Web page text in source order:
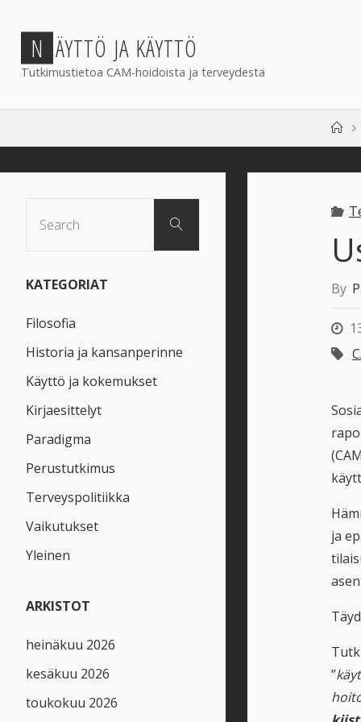
content
N ÄYTTÖ JA KÄYTTÖ
Tutkimustietoa CAM-hoidoista ja terveydestä
By
ja
”
Search
KATEGORIAT
Filosofia
Historia ja kansanperinne
Käyttö ja kokemukset
Kirjaesittelyt
Paradigma
Perustutkimus
Terveyspolitiikka
Vaikutukset
Yleinen
ARKISTOT
heinäkuu 2026
kesäkuu 2026
toukokuu 2026